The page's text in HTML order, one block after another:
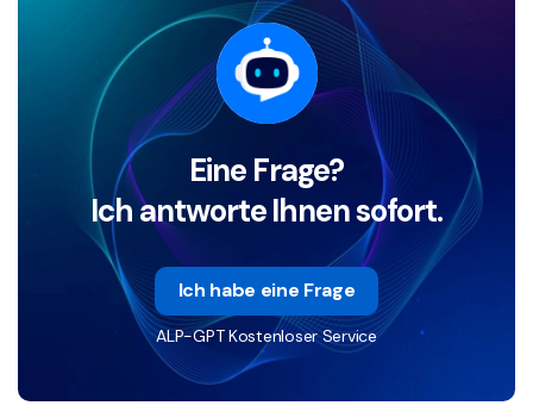
Eine Frage?
Ich antworte Ihnen sofort.
Ich habe eine Frage
ALP-GPT Kostenloser Service